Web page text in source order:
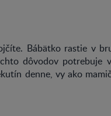
Bábätko rastie v
dôvodov potrebuje
denne, vy ako